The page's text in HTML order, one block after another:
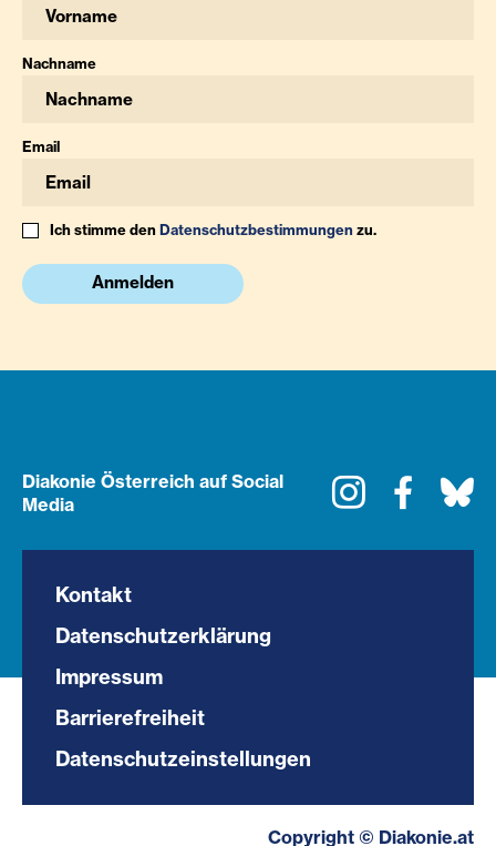
Nachname
Email
Ich stimme denDatenschutzbestimmungenzu.
Anmelden
Diakonie Österreich auf Social
Media
Instagram
Kontakt
Datenschutzerklärung
Impressum
Barrierefreiheit
Datenschutzeinstellungen
Copyright © Diakonie.at